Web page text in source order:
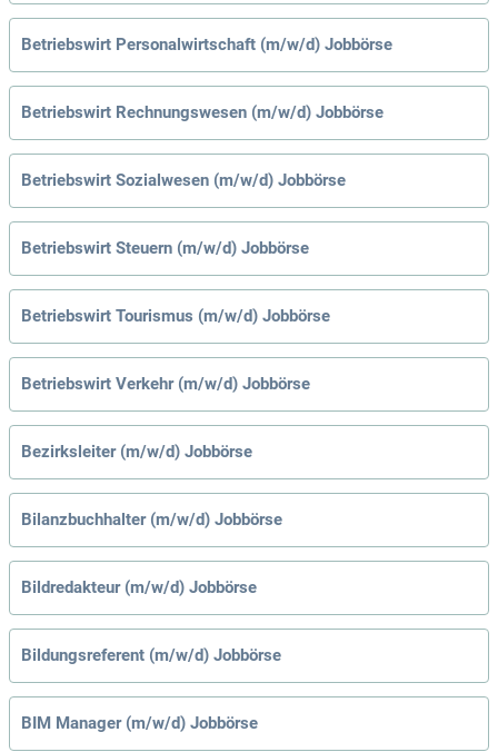
Betriebswirt Personalwirtschaft (m/w/d) Jobbörse
Betriebswirt Rechnungswesen (m/w/d) Jobbörse
Betriebswirt Sozialwesen (m/w/d) Jobbörse
Betriebswirt Steuern (m/w/d) Jobbörse
Betriebswirt Tourismus (m/w/d) Jobbörse
Betriebswirt Verkehr (m/w/d) Jobbörse
Bezirksleiter (m/w/d) Jobbörse
Bilanzbuchhalter (m/w/d) Jobbörse
Bildredakteur (m/w/d) Jobbörse
Bildungsreferent (m/w/d) Jobbörse
BIM Manager (m/w/d) Jobbörse